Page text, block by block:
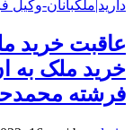
عاقبت خرید
خرید ملک به
فرشته